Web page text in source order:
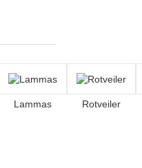
Lammas Rotveiler